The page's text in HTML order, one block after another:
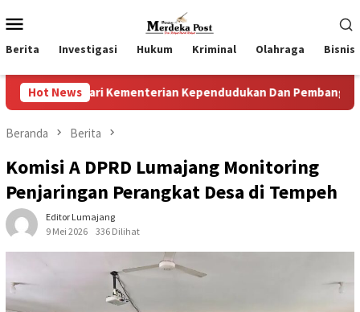
ke
kontenMobile
Berita Investigasi Hukum Kriminal Olahraga Bisnis
Hot News
Kementerian Kependudukan Dan Pembangunan Keluarga
Beranda Berita
Komisi A DPRD Lumajang Monitoring
Penjaringan Perangkat Desa di Tempeh
Editor Lumajang
9 Mei 2026
336 Dilihat